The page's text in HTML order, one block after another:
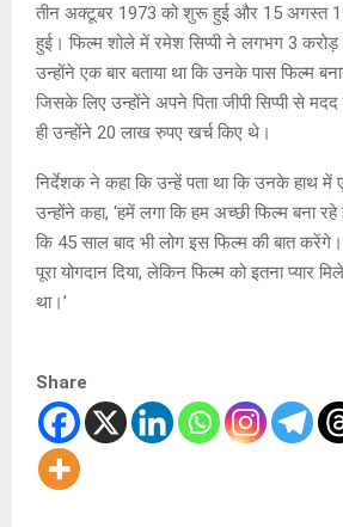
तीन अक्टूबर 1973 को शुरू हुई और 15 अगस्त
हुई। फिल्म शोले में रमेश सिप्पी ने लगभग 3
उन्होंने एक बार बताया था कि उनके पास फिल्म
जिसके लिए उन्होंने अपने पिता जीपी सिप्पी से
ही उन्होंने 20 लाख रुपए खर्च किए थे।
निर्देशक ने कहा कि उन्हें पता था कि उनके हाथ में
उन्होंने कहा, ‘हमें लगा कि हम अच्छी फिल्म बना
कि 45 साल बाद भी लोग इस फिल्म की बात
पूरा योगदान दिया, लेकिन फिल्म को इतना प्यार
था।’
Share